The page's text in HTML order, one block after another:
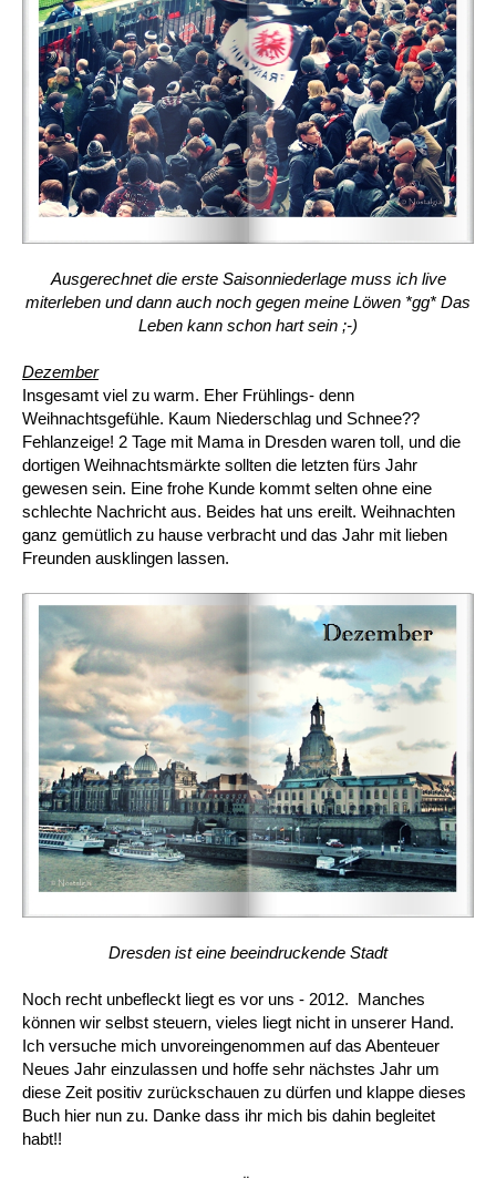
Ausgerechnet die erste Saisonniederlage muss ich live
miterleben und dann auch noch gegen meine Löwen *gg* Das
Leben kann schon hart sein ;-)
Dezember
Insgesamt viel zu warm. Eher Frühlings- denn
Weihnachtsgefühle. Kaum Niederschlag und Schnee??
Fehlanzeige! 2 Tage mit Mama in Dresden waren toll, und die
dortigen Weihnachtsmärkte sollten die letzten fürs Jahr
gewesen sein. Eine frohe Kunde kommt selten ohne eine
schlechte Nachricht aus. Beides hat uns ereilt. Weihnachten
ganz gemütlich zu hause verbracht und das Jahr mit lieben
Freunden ausklingen lassen.
Dresden ist eine beeindruckende Stadt
Noch recht unbefleckt liegt es vor uns - 2012. Manches
können wir selbst steuern, vieles liegt nicht in unserer Hand.
Ich versuche mich unvoreingenommen auf das Abenteuer
Neues Jahr einzulassen und hoffe sehr nächstes Jahr um
diese Zeit positiv zurückschauen zu dürfen und klappe dieses
Buch hier nun zu. Danke dass ihr mich bis dahin begleitet
habt!!